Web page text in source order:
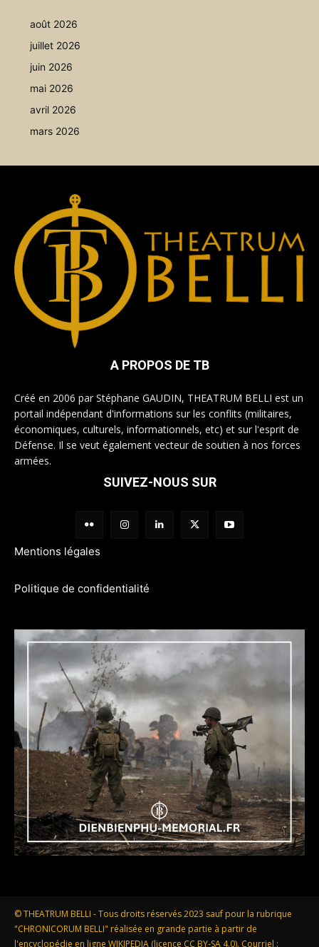
août 2026
juillet 2026
juin 2026
mai 2026
avril 2026
mars 2026
A PROPOS DE TB
Créé en 2006 par Stéphane GAUDIN, THEATRUM BELLI est un
portail indépendant d'informations sur les conflits (militaires,
économiques, culturels, informationnels, etc) et sur l'esprit de
Défense. Il se veut également vecteur de soutien à nos forces
armées.
SUIVEZ-NOUS SUR
Mentions légales
Politique de confidentialité
© THEATRUM BELLI - Tous droits réservés 2023 sauf pour la rubrique
"CHRONICORUM BELLI" réalisée en grande partie à partir de
l'encyclopédie en ligne WIKIPEDIA (licence CC BY-SA 4.0). Courriel :